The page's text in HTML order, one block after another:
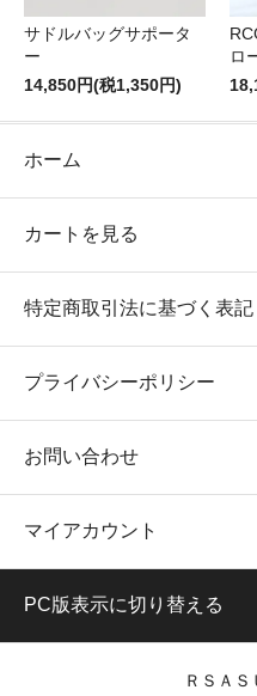
サドルバッグサポータ
ー
14,850円(税1,350円)
ロ
ホーム
カートを見る
特定商取引法に基づく表記
プライバシーポリシー
お問い合わせ
マイアカウント
PC版表示に切り替える
ＲＳＡＳ